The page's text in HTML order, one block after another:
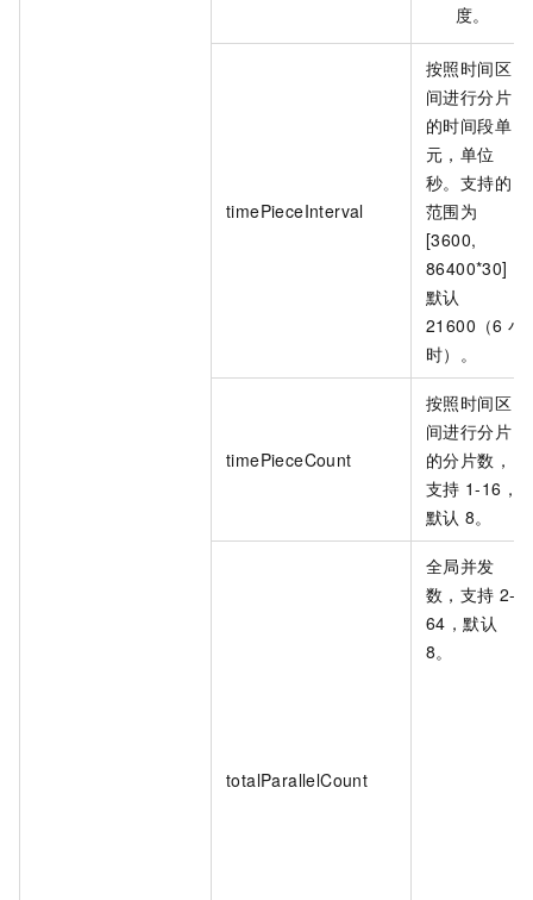
度。
timePieceInterval
按照时间区
间进行分片
的时间段单
元，单位
秒。支持的
范围为
[3600,
86400*30]，
默认
21600（6 小
时）。
timePieceCount
按照时间区
间进行分片
的分片数，
支持 1-16，
默认 8。
totalParallelCount
全局并发
数，支持 2-
64，默认
8。